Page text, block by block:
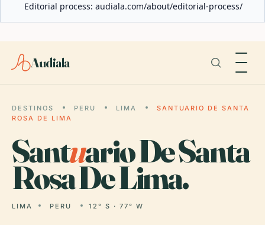
Editorial process: audiala.com/about/editorial-process/
Audiala
DESTINOS PERU LIMA
SANTUARIO DE SANTA
ROSA DE LIMA
Santuario De Santa
Rosa De Lima.
LIMA PERU 12° S · 77° W